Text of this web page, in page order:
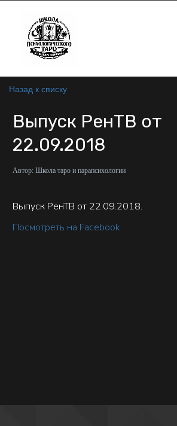
Назад к списку
Выпуск РенТВ от
22.09.2018
Автор: Школа таро и парапсихологии
Выпуск РенТВ от 22.09.2018.
Посмотреть на Facebook